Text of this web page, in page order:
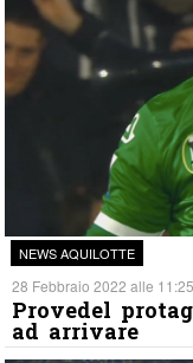
NEWS AQUILOTTE
28 Febbraio 2022 alle
Provedel
ad arrivare